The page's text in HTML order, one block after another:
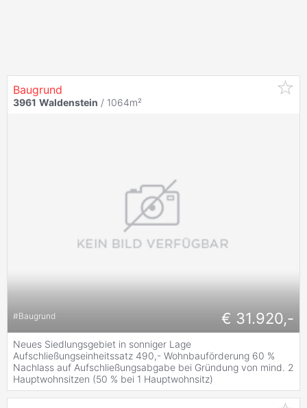
Baugrund
3961 Waldenstein / 1064m²
#Baugrund € 31.920,-
Neues Siedlungsgebiet in sonniger Lage
Aufschließungseinheitssatz 490,- Wohnbauförderung 60 %
Nachlass auf Aufschließungsabgabe bei Gründung von mind. 2
Hauptwohnsitzen (50 % bei 1 Hauptwohnsitz)